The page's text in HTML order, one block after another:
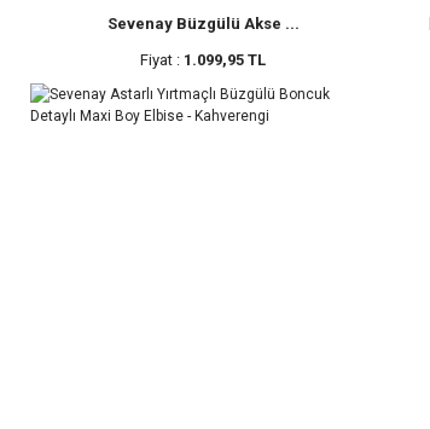
Sevenay Büzgülü Akse ...
Fiyat : 1.099,95 TL